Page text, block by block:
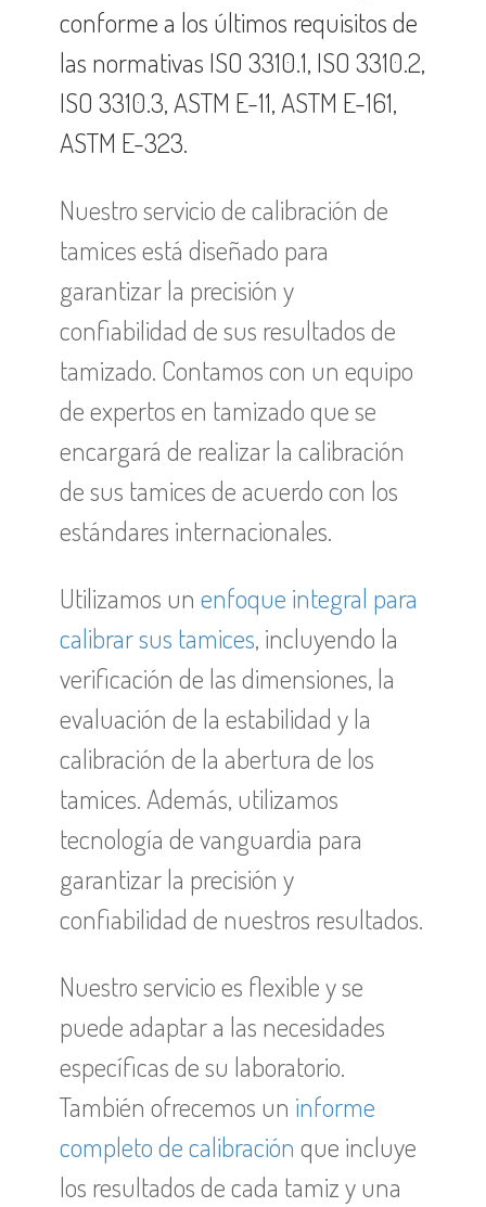
conforme a los últimos requisitos de
las normativas ISO 3310.1, ISO 3310.2,
ISO 3310.3, ASTM E-11, ASTM E-161,
ASTM E-323.
Nuestro servicio de calibración de
tamices está diseñado para
garantizar la precisión y
confiabilidad de sus resultados de
tamizado. Contamos con un equipo
de expertos en tamizado que se
encargará de realizar la calibración
de sus tamices de acuerdo con los
estándares internacionales.
Utilizamos un enfoque integral para
calibrar sus tamices, incluyendo la
verificación de las dimensiones, la
evaluación de la estabilidad y la
calibración de la abertura de los
tamices. Además, utilizamos
tecnología de vanguardia para
garantizar la precisión y
confiabilidad de nuestros resultados.
Nuestro servicio es flexible y se
puede adaptar a las necesidades
específicas de su laboratorio.
También ofrecemos un informe
completo de calibración que incluye
los resultados de cada tamiz y una